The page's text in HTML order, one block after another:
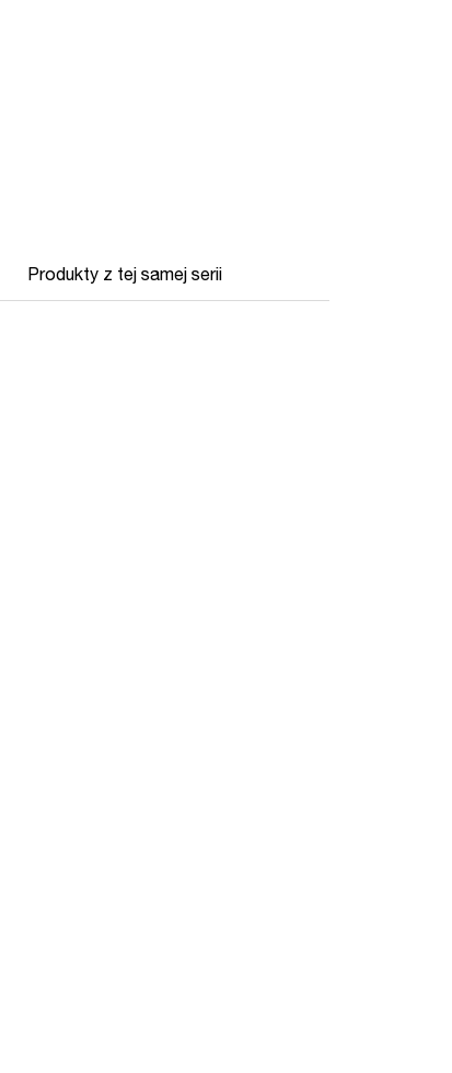
Produkty z tej samej serii